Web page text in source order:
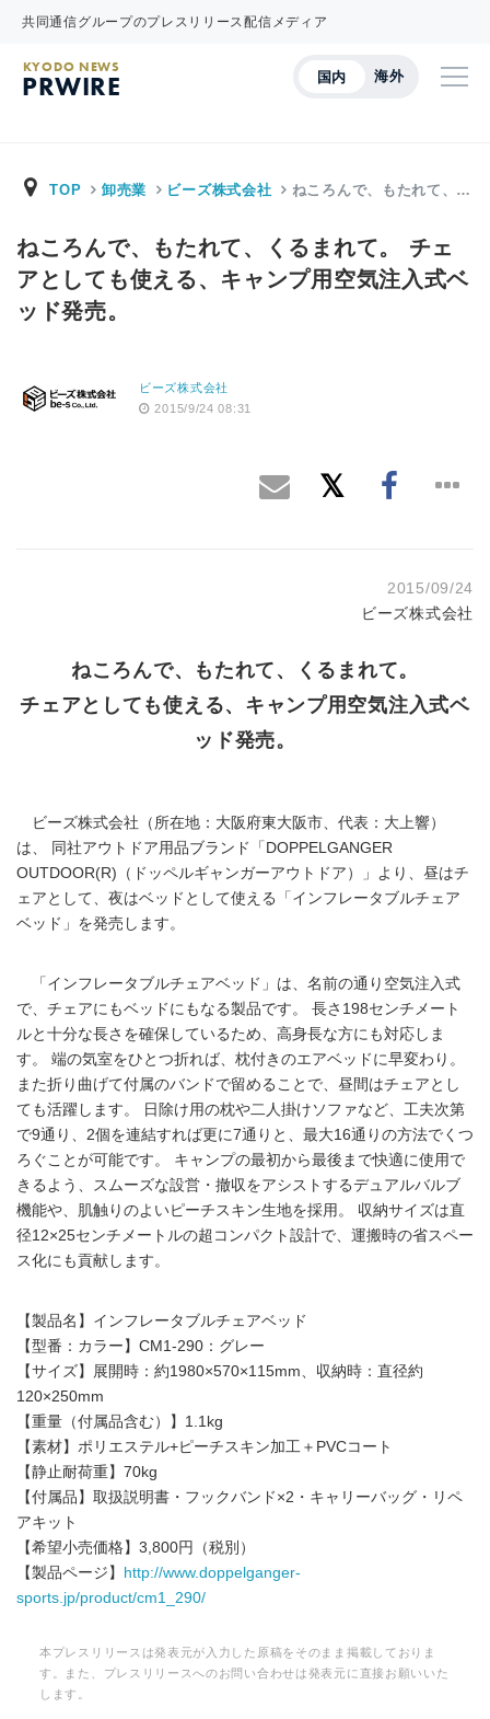
共同通信グループのプレスリリース配信メディア
国内 海外
KYODO NEWS
PRWIRE
TOP 卸売業 ビーズ株式会社 ねころんで、もたれて、…
ねころんで、もたれて、くるまれて。 チェ
アとしても使える、キャンプ用空気注入式ベ
ッド発売。
ビーズ株式会社
2015/9/24 08:31
2015/09/24
ビーズ株式会社
ねころんで、もたれて、くるまれて。
チェアとしても使える、キャンプ用空気注入式ベ
ッド発売。
ビーズ株式会社（所在地：大阪府東大阪市、代表：大上響）
は、 同社アウトドア用品ブランド「DOPPELGANGER
OUTDOOR(R)（ドッペルギャンガーアウトドア）」より、昼はチ
ェアとして、夜はベッドとして使える「インフレータブルチェア
ベッド」を発売します。
「インフレータブルチェアベッド」は、名前の通り空気注入式
で、チェアにもベッドにもなる製品です。 長さ198センチメート
ルと十分な長さを確保しているため、高身長な方にも対応しま
す。 端の気室をひとつ折れば、枕付きのエアベッドに早変わり。
また折り曲げて付属のバンドで留めることで、昼間はチェアとし
ても活躍します。 日除け用の枕や二人掛けソファなど、工夫次第
で9通り、2個を連結すれば更に7通りと、最大16通りの方法でくつ
ろぐことが可能です。 キャンプの最初から最後まで快適に使用で
きるよう、スムーズな設営・撤収をアシストするデュアルバルブ
機能や、肌触りのよいピーチスキン生地を採用。 収納サイズは直
径12×25センチメートルの超コンパクト設計で、運搬時の省スペー
ス化にも貢献します。
【製品名】インフレータブルチェアベッド
【型番：カラー】CM1-290：グレー
【サイズ】展開時：約1980×570×115mm、収納時：直径約
120×250mm
【重量（付属品含む）】1.1kg
【素材】ポリエステル+ピーチスキン加工＋PVCコート
【静止耐荷重】70kg
【付属品】取扱説明書・フックバンド×2・キャリーバッグ・リペ
アキット
【希望小売価格】3,800円（税別）
【製品ページ】
http://www.doppelganger-
sports.jp/product/cm1_290/
本プレスリリースは発表元が入力した原稿をそのまま掲載しておりま
す。また、プレスリリースへのお問い合わせは発表元に直接お願いいた
します。